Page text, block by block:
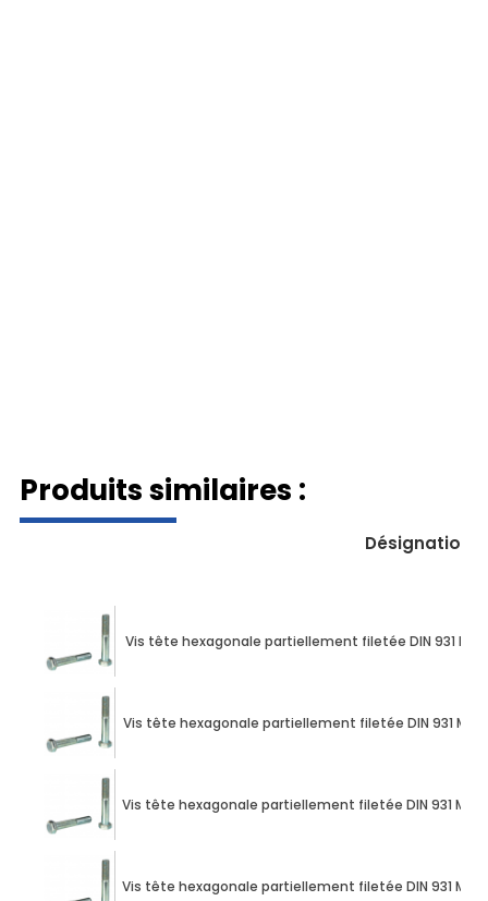
Produits similaires :
Désignation
Vis tête hexagonale partiellement filetée DIN 931 M10
Vis tête hexagonale partiellement filetée DIN 931 M10
Vis tête hexagonale partiellement filetée DIN 931 M10
Vis tête hexagonale partiellement filetée DIN 931 M10